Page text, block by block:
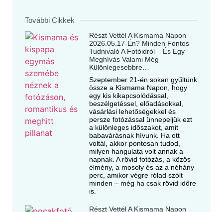
További Cikkek
Részt Vettél A Kismama Napon
2026.05.17-Én? Minden Fontos
Tudnivaló A Fotóidról – És Egy
Meghívás Valami Még
Különlegesebbre…
Szeptember 21-én sokan gyűltünk
össze a Kismama Napon, hogy
egy kis kikapcsolódással,
beszélgetéssel, előadásokkal,
vásárlási lehetőségekkel és
persze fotózással ünnepeljük ezt
a különleges időszakot, amit
babavárásnak hívunk. Ha ott
voltál, akkor pontosan tudod,
milyen hangulata volt annak a
napnak. A rövid fotózás, a közös
élmény, a mosoly és az a néhány
perc, amikor végre rólad szólt
minden – még ha csak rövid időre
is.
Részt Vettél A Kismama Napon